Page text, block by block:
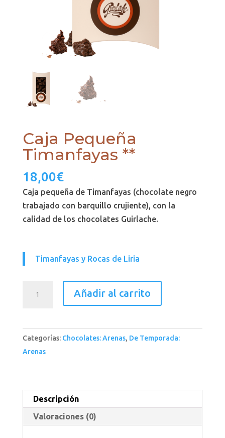
Caja Pequeña
Timanfayas **
18,00€
Caja pequeña de Timanfayas (chocolate negro
trabajado con barquillo crujiente), con la
calidad de los chocolates Guirlache.
Timanfayas y Rocas de Liria
**
cantidad
Añadir al carrito
Categorías: Chocolates: Arenas, De Temporada:
Arenas
Descripción
Valoraciones (0)